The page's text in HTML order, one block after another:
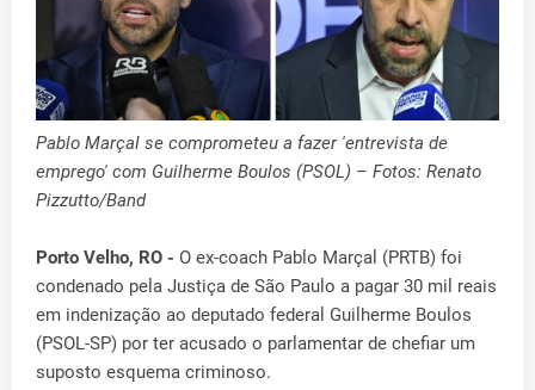
Pablo Marçal se comprometeu a fazer 'entrevista de
emprego' com Guilherme Boulos (PSOL) – Fotos: Renato
Pizzutto/Band
Porto Velho, RO - O ex-coach Pablo Marçal (PRTB) foi
condenado pela Justiça de São Paulo a pagar 30 mil reais
em indenização ao deputado federal Guilherme Boulos
(PSOL-SP) por ter acusado o parlamentar de chefiar um
suposto esquema criminoso.